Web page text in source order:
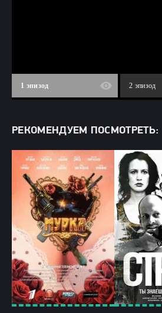
1 эпизод 2 эпизод
РЕКОМЕНДУЕМ ПОСМОТРЕТЬ: